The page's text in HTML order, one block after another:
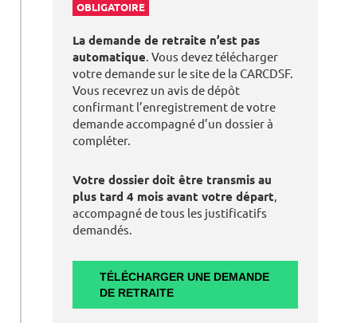
OBLIGATOIRE
La demande de retraite n’est pas
automatique. Vous devez télécharger
votre demande sur le site de la CARCDSF.
Vous recevrez un avis de dépôt
confirmant l’enregistrement de votre
demande accompagné d’un dossier à
compléter.
Votre dossier doit être transmis au
plus tard 4 mois avant votre départ,
accompagné de tous les justificatifs
demandés.
TÉLÉCHARGER UNE DEMANDE
DE RETRAITE